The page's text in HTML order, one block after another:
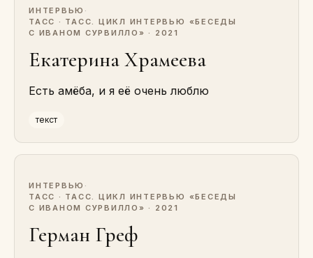
ИНТЕРВЬЮ ·
ТАСС · ТАСС. ЦИКЛ ИНТЕРВЬЮ «БЕСЕДЫ
С ИВАНОМ СУРВИЛЛО» · 2021
Екатерина Храмеева
Есть амёба, и я её очень люблю
текст
ИНТЕРВЬЮ ·
ТАСС · ТАСС. ЦИКЛ ИНТЕРВЬЮ «БЕСЕДЫ
С ИВАНОМ СУРВИЛЛО» · 2021
Герман Греф